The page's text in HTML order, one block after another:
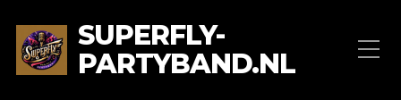
SUPERFLY-
PARTYBAND.NL